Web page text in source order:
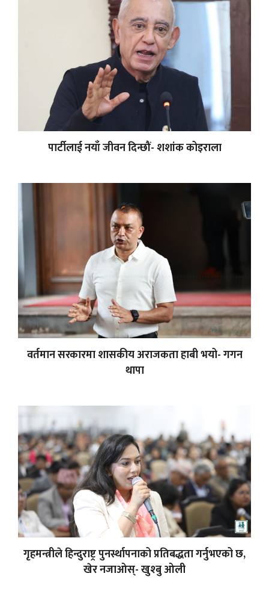
पार्टीलाई नयाँ जीवन दिन्छौं- शशांक कोइराला
वर्तमान सरकारमा शासकीय अराजकता हाबी भयो- गगन
थापा
गृहमन्त्रीले हिन्दुराष्ट्र पुनर्स्थापनाको प्रतिबद्धता गर्नुभएको छ,
खेर नजाओस्- खुश्बु ओली